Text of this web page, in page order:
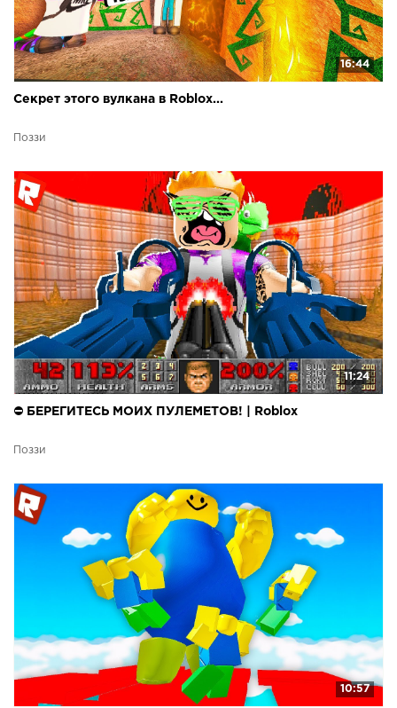
16:44
Секрет этого вулкана в Roblox...
Поззи
11:24
⛔ БЕРЕГИТЕСЬ МОИХ ПУЛЕМЕТОВ! | Roblox
Поззи
10:57